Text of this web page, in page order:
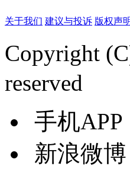
关于我们 建议与投诉 版权声
Copyright
reserved
手机APP
新浪微博